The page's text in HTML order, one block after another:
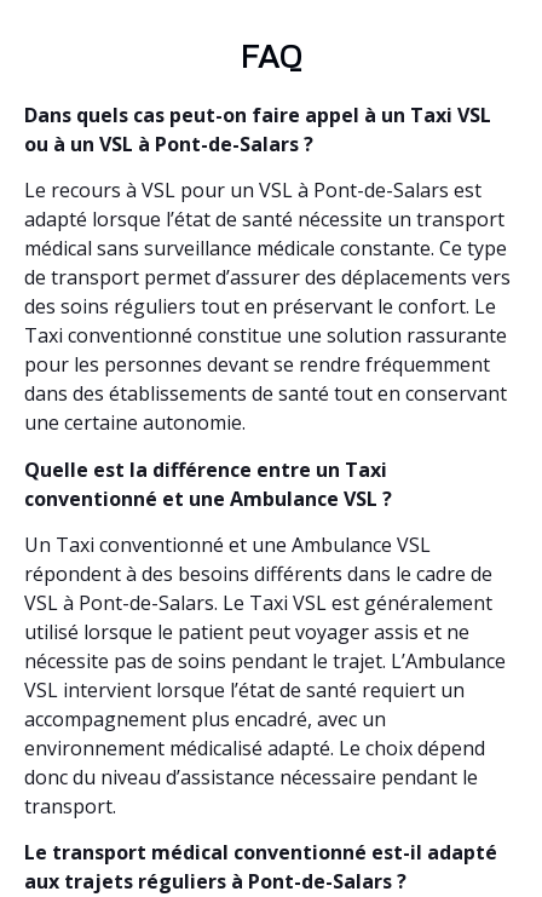
FAQ
Dans quels cas peut-on faire appel à un Taxi VSL
ou à un VSL à Pont-de-Salars ?
Le recours à VSL pour un VSL à Pont-de-Salars est
adapté lorsque l’état de santé nécessite un transport
médical sans surveillance médicale constante. Ce type
de transport permet d’assurer des déplacements vers
des soins réguliers tout en préservant le confort. Le
Taxi conventionné constitue une solution rassurante
pour les personnes devant se rendre fréquemment
dans des établissements de santé tout en conservant
une certaine autonomie.
Quelle est la différence entre un Taxi
conventionné et une Ambulance VSL ?
Un Taxi conventionné et une Ambulance VSL
répondent à des besoins différents dans le cadre de
VSL à Pont-de-Salars. Le Taxi VSL est généralement
utilisé lorsque le patient peut voyager assis et ne
nécessite pas de soins pendant le trajet. L’Ambulance
VSL intervient lorsque l’état de santé requiert un
accompagnement plus encadré, avec un
environnement médicalisé adapté. Le choix dépend
donc du niveau d’assistance nécessaire pendant le
transport.
Le transport médical conventionné est-il adapté
aux trajets réguliers à Pont-de-Salars ?